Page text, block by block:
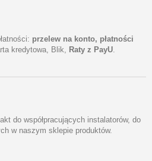
przelew na konto, płatności
kredytowa, Blik, Raty z PayU.
do współpracujących instalatorów, do
w naszym sklepie produktów.